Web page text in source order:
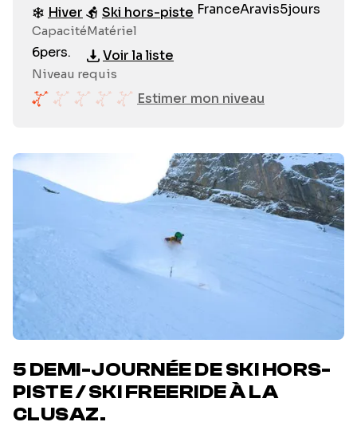
Hiver Ski hors-piste FranceAravis5jours
Capacité
6pers.
Matériel
Voir la liste
Niveau requis
Estimer mon niveau
5 DEMI-JOURNÉE DE SKI HORS-
PISTE / SKI FREERIDE À LA
CLUSAZ.